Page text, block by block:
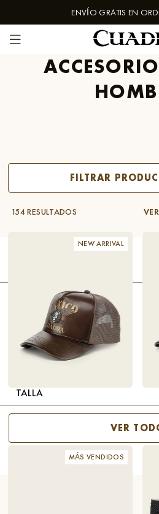
Skip to contentENVÍO GRATIS EN
FILTRAR
GÉNERO
TIPO DE PRODUCTO
COLOR
TALLA
VER
154 RESULTADOS
NEW ARRIVAL
EDICIÓN LIMITADA – GORRA DE
PIEL CAFÉ MÉXICO 2026
PIEL
MÁS VENDIDOS